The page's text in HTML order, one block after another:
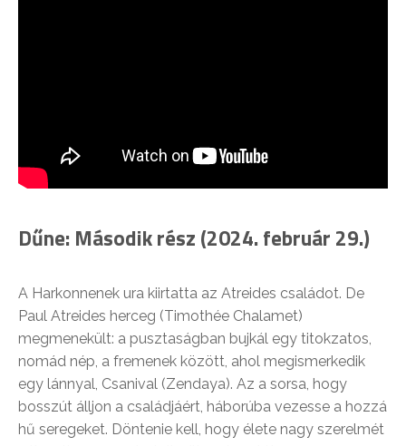
Dűne: Második rész (2024. február 29.)
A Harkonnenek ura kiirtatta az Atreides családot. De
Paul Atreides herceg (Timothée Chalamet)
megmenekült: a pusztaságban bujkál egy titokzatos,
nomád nép, a fremenek között, ahol megismerkedik
egy lánnyal, Csanival (Zendaya). Az a sorsa, hogy
bosszút álljon a családjáért, háborúba vezesse a hozzá
hű seregeket. Döntenie kell, hogy élete nagy szerelmét